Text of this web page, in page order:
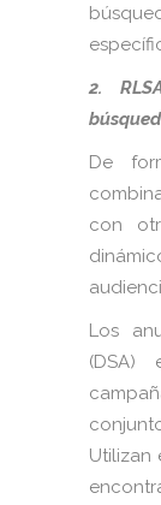
2.
De
con
Los
(DSA)
Utilizan